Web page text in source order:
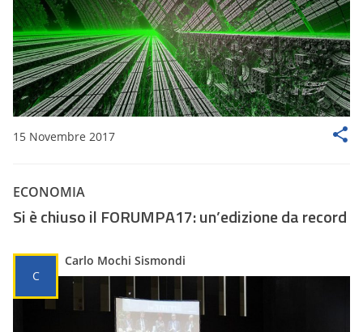
15 Novembre 2017
ECONOMIA
Si è chiuso il FORUMPA17: un’edizione da record
C
Carlo Mochi Sismondi